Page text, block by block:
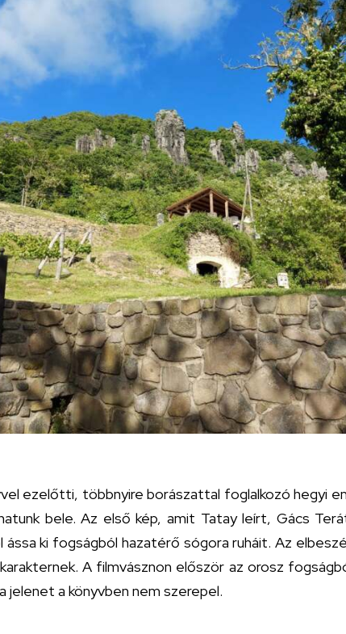
ezelőtti, többnyire borászattal foglalkozó hegyi
bele. Az első kép, amit Tatay leírt, Gács
ássa ki fogságból hazatérő sógora ruháit. Az
A filmvásznon először az orosz
jelenet a könyvben nem szerepel.